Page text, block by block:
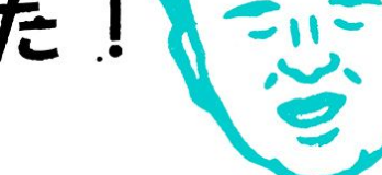
戦”の真実 選手が明かす...